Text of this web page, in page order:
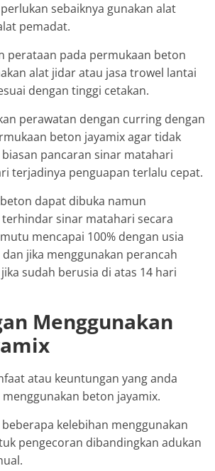
sebaiknya gunakan alat
pemadat.
perataan pada permukaan beton
alat jidar atau jasa trowel lantai
dengan tinggi cetakan.
perawatan dengan curring dengan
beton jayamix agar tidak
pancaran sinar matahari
terjadinya penguapan terlalu cepat.
dapat dibuka namun
sinar matahari secara
mencapai 100% dengan usia
jika menggunakan perancah
sudah berusia di atas 14 hari
Menggunakan
atau keuntungan yang anda
beton jayamix.
kelebihan menggunakan
pengecoran dibandingkan adukan